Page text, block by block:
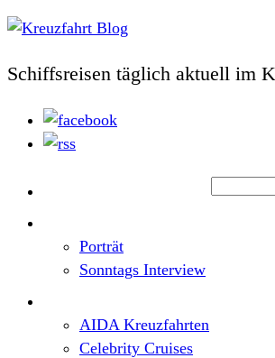
Schiffsreisen täglich aktuell im
Porträt
Sonntags Interview
AIDA Kreuzfahrten
Celebrity Cruises